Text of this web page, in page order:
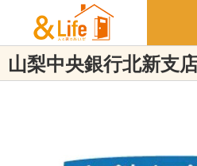
山梨中央銀行北新支